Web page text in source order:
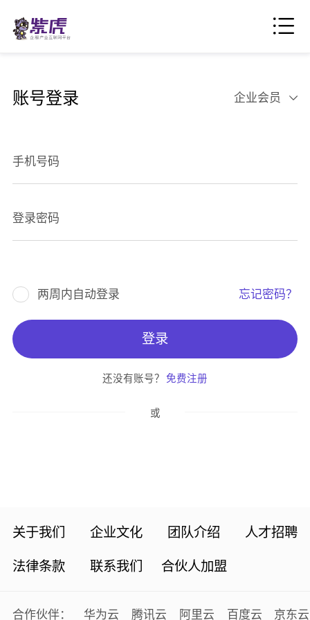
账号登录 企业会员
手机号码
登录密码
两周内自动登录 忘记密码？
还没有账号？ 免费注册
或
关于我们 企业文化 团队介绍 人才招聘
法律条款 联系我们 合伙人加盟
合作伙伴： 华为云 腾讯云 阿里云 百度云 京东云